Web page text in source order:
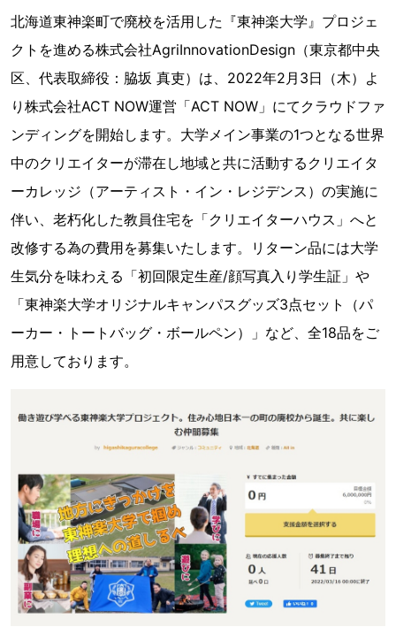
北海道東神楽町で廃校を活用した『東神楽大学』プロジェ
クトを進める株式会社AgriInnovationDesign（東京都中央
区、代表取締役：脇坂 真吏）は、2022年2月3日（木）よ
り株式会社ACT NOW運営「ACT NOW」にてクラウドファ
ンディングを開始します。大学メイン事業の1つとなる世界
中のクリエイターが滞在し地域と共に活動するクリエイタ
ーカレッジ（アーティスト・イン・レジデンス）の実施に
伴い、老朽化した教員住宅を「クリエイターハウス」へと
改修する為の費用を募集いたします。リターン品には大学
生気分を味わえる「初回限定生産/顔写真入り学生証」や
「東神楽大学オリジナルキャンパスグッズ3点セット（パ
ーカー・トートバッグ・ボールペン）」など、全18品をご
用意しております。